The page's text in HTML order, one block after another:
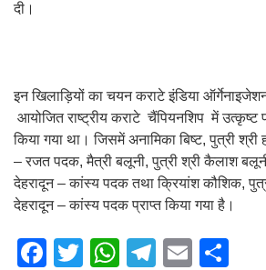
दी।
इन खिलाड़ियों का चयन कराटे इंडिया ऑर्गेनाइजेशन
आयोजित राष्ट्रीय कराटे चैंपियनशिप में उत्कृष्ट
किया गया था। जिसमें अनामिका बिष्ट, पुत्री श्री
– रजत पदक, मैत्री बलूनी, पुत्री श्री कैलाश
देहरादून – कांस्य पदक तथा क्रियांश कौशिक,
देहरादून – कांस्य पदक प्राप्त किया गया है।
F
T
W
T
E